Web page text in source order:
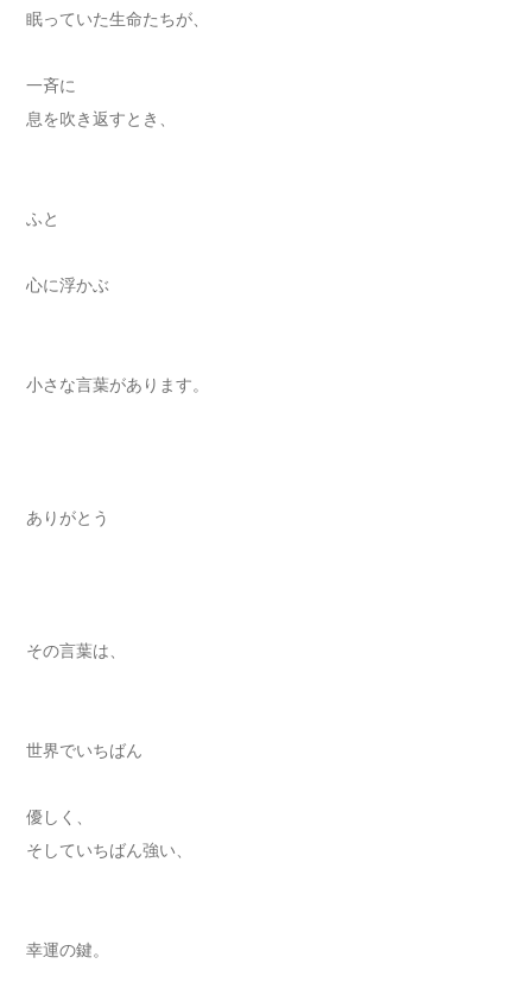
眠っていた生命たちが、
一斉に
息を吹き返すとき、
ふと
心に浮かぶ
小さな言葉があります。
ありがとう
その言葉は、
世界でいちばん
優しく、
そしていちばん強い、
幸運の鍵。